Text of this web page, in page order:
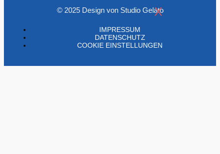
X
© 2025 Design von Studio Gelato
IMPRESSUM
DATENSCHUTZ
COOKIE EINSTELLUNGEN